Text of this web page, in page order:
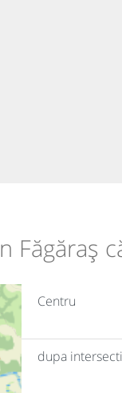
Făgăraș
Centru
dupa